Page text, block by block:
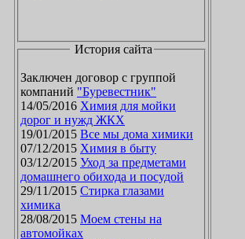
История сайта
Заключен договор с группой
компаний "Буревестник"
14/05/2016 Химия для мойки
дорог и нужд ЖКХ
19/01/2015
Все мы дома химики
07/12/2015 Химия в быту
03/12/2015 Уход за предметами
домашнего обихода и посудой
29/11/2015 Стирка глазами
химика
28/08/2015 Моем стены на
автомойках